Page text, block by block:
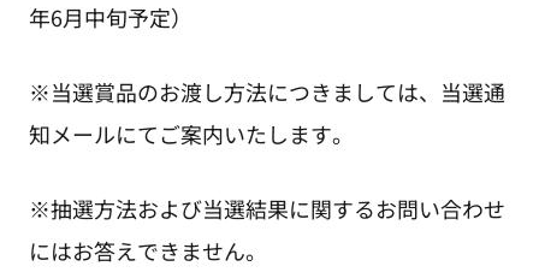
年6月中旬予定）
※当選賞品のお渡し方法につきましては、当選通
知メールにてご案内いたします。
※抽選方法および当選結果に関するお問い合わせ
にはお答えできません。